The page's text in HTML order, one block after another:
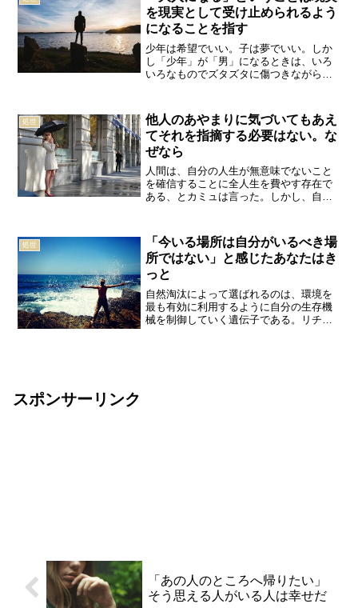
を現実として受け止められるよう
になることを指す
少年は希望でいい。子は夢でいい。しか
し「少年」が「男」になるときは、いろ
いろなものでズタズタに傷つきながらも
守れない。見城徹大人と子どもの違いを
端的に分かつもの、それは...
処世
他人のあやまりに気づいてもあえ
てそれを指摘する必要はない。な
ぜなら
人間は、自分の人生が無意味でないこと
を確信することに全人生を費やす存在で
ある、とカミュは言った。しかし、自分
を正当化する方法を探し出すことによっ
て可能になるのである。ア...
処世
「今いる場所は自分がいるべき場
所ではない」と感じたあなたはき
っと
自然淘汰によって選ばれるのは、環境を
最も有効に利用するように自分の生存機
械を制御していく遺伝子である。リチャ
スポンサーリンク
「あの人のところへ帰りたい」
そう思える人がいる人は幸せだ